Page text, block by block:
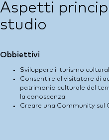
Aspetti
studio
Obbiettivi
Sviluppare il turismo
Consentire al visitatore di
patrimonio culturale del
la conoscenza
Creare una Community sul